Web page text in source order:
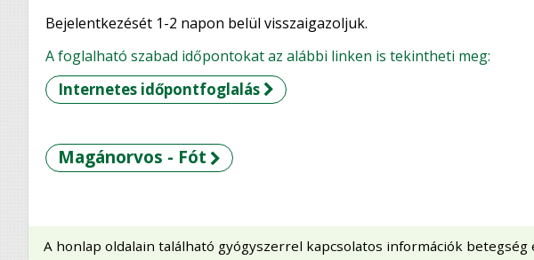
Bejelentkezését 1-2 napon belül visszaigazoljuk.
A foglalható szabad időpontokat az alábbi linken is tekintheti meg:
Internetes időpontfoglalás
Magánorvos - Fót
A honlap oldalain található gyógyszerrel kapcsolatos információk